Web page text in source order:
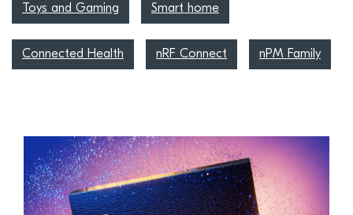
Toys and Gaming Smart home
Connected Health nRF Connect nPM Family